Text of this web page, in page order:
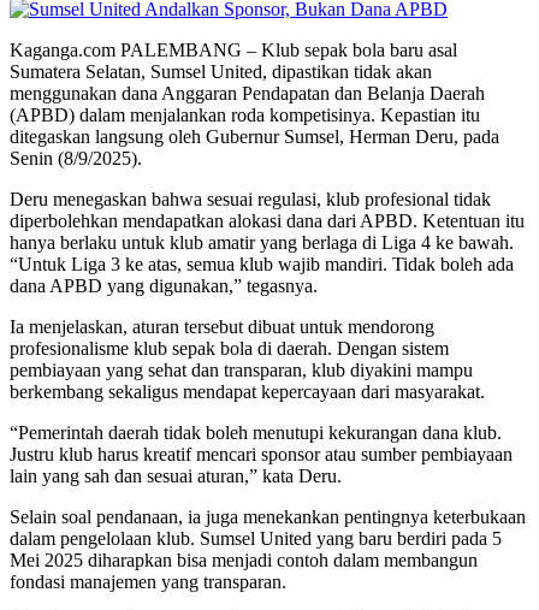
Kaganga.com PALEMBANG – Klub sepak bola baru asal
Sumatera Selatan, Sumsel United, dipastikan tidak akan
menggunakan dana Anggaran Pendapatan dan Belanja Daerah
(APBD) dalam menjalankan roda kompetisinya. Kepastian itu
ditegaskan langsung oleh Gubernur Sumsel, Herman Deru, pada
Senin (8/9/2025).
Deru menegaskan bahwa sesuai regulasi, klub profesional tidak
diperbolehkan mendapatkan alokasi dana dari APBD. Ketentuan itu
hanya berlaku untuk klub amatir yang berlaga di Liga 4 ke bawah.
“Untuk Liga 3 ke atas, semua klub wajib mandiri. Tidak boleh ada
dana APBD yang digunakan,” tegasnya.
Ia menjelaskan, aturan tersebut dibuat untuk mendorong
profesionalisme klub sepak bola di daerah. Dengan sistem
pembiayaan yang sehat dan transparan, klub diyakini mampu
berkembang sekaligus mendapat kepercayaan dari masyarakat.
“Pemerintah daerah tidak boleh menutupi kekurangan dana klub.
Justru klub harus kreatif mencari sponsor atau sumber pembiayaan
lain yang sah dan sesuai aturan,” kata Deru.
Selain soal pendanaan, ia juga menekankan pentingnya keterbukaan
dalam pengelolaan klub. Sumsel United yang baru berdiri pada 5
Mei 2025 diharapkan bisa menjadi contoh dalam membangun
fondasi manajemen yang transparan.